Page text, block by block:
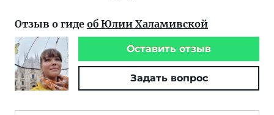
Отзыв о гиде об Юлии Халамивской
Оставить отзыв
Задать вопрос